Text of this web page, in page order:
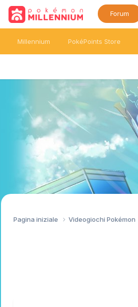
Forum
Millennium PokéPoints Store
Pagina iniziale Videogiochi Pokémon